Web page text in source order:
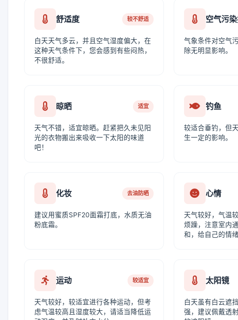
舒适度 较不舒适
白天天气多云，并且空气湿度偏大，在
这种天气条件下，您会感到有些闷热，
不很舒适。
空气污
气象条件对空气
除无明显影响。
晾晒 适宜
天气不错，适宜晾晒。赶紧把久未见阳
光的衣物搬出来吸收一下太阳的味道
吧！
钓鱼
较适合垂钓，但
生一定的影响。
化妆 去油防晒
建议用蜜质SPF20面霜打底，水质无油
粉底霜。
心情
天气较好，气温
烦躁，注意室内
和，给自己的情绪
运动 较适宜
天气较好，较适宜进行各种运动，但考
虑气温较高且湿度较大，请适当降低运
太阳镜
白天虽有白云遮
强，建议佩戴透